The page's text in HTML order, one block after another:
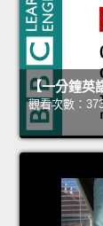
【一分鐘英
觀看次數：